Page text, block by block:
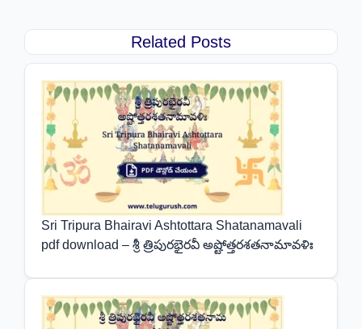
Related Posts
Sri Tripura Bhairavi Ashtottara Shatanamavali
pdf download – శ్రీ త్రిపురభైరవీ అష్టోత్తరశతనామావళిః